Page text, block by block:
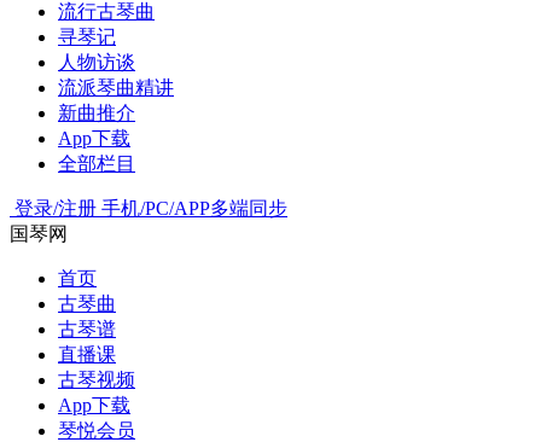
流行古琴曲
寻琴记
人物访谈
流派琴曲精讲
新曲推介
App下载
全部栏目
登录/注册 手机/PC/APP多端同步
国琴网
首页
古琴曲
古琴谱
直播课
古琴视频
App下载
琴悦会员